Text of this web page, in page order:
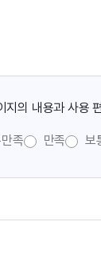
지의 내용과 사용
족 만족 보